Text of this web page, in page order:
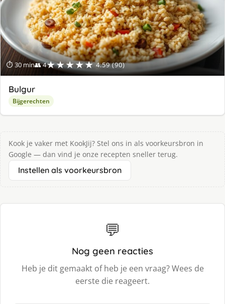
⏱ 30 min👥 4★★★★★ 4.59 (90)
Bulgur
Bijgerechten
Kook je vaker met KookJij? Stel ons in als voorkeursbron in
Google — dan vind je onze recepten sneller terug.
Instellen als voorkeursbron
💬
Nog geen reacties
Heb je dit gemaakt of heb je een vraag? Wees de
eerste die reageert.